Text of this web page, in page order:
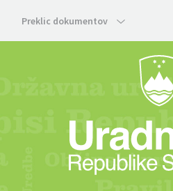
Preklic dokumentov